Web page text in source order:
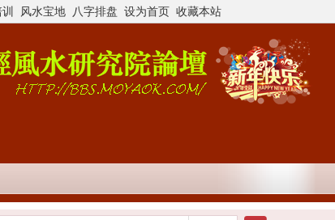
风水宝地 八字排盘 设为首页 收藏本站